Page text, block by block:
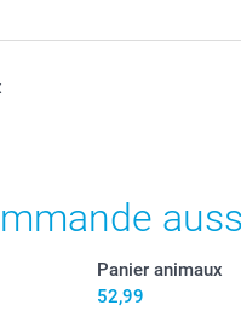
Panier animaux
52,99